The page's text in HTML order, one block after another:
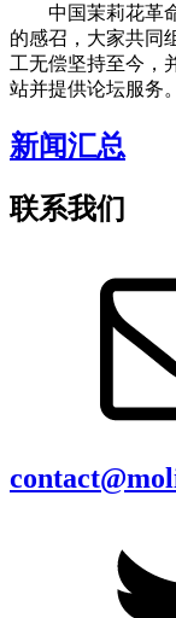
中国茉莉花革命
的感召，大家共同
工无偿坚持至今，
站并提供论坛服务。
新闻汇总
联系我们